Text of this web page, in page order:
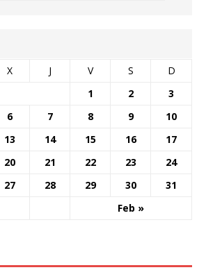
X J V S D
Feb »
1 2
3
6 7 8 9
10
13 14 15 16
17
20 21 22 23
24
27 28 29 30 31